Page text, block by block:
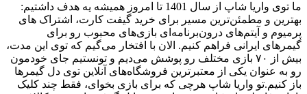
ما توی واریا شاپ از سال 1401 تا امروز همیشه یه هدف داشتیم:
بهترین و مطمئن‌ترین مسیر برای خرید گیفت کارت، اشتراک های
پرمیوم و آیتم‌های درون‌برنامه‌ای بازی‌های محبوب رو برای
گیمرهای ایرانی فراهم کنیم. الان با افتخار می‌گیم که توی این مدت،
بیش از ۷۰ بازی مختلف رو پوشش می‌دیم و تونستیم جای خودمون
رو به عنوان یکی از معتبرترین فروشگاه‌های آنلاین توی دل گیمرها
باز کنیم.تو واریا شاپ هرچی که برای بازی بخوای، فقط چند کلیک